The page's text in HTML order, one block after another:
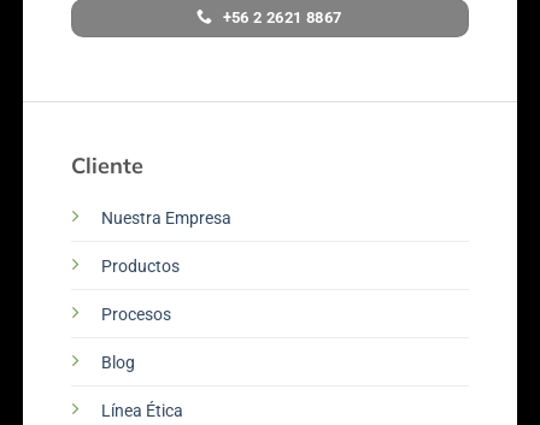
+56 2 2621 8867
Cliente
Nuestra Empresa
Productos
Procesos
Blog
Línea Ética